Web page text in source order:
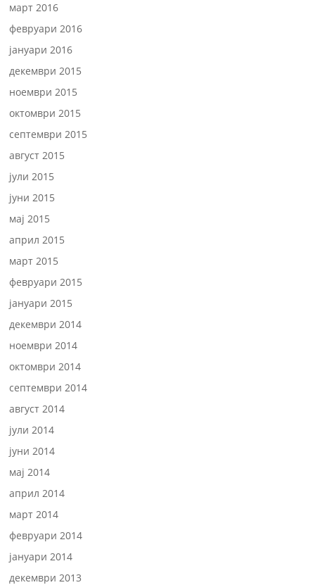
март 2016
февруари 2016
јануари 2016
декември 2015
ноември 2015
октомври 2015
септември 2015
август 2015
јули 2015
јуни 2015
мај 2015
април 2015
март 2015
февруари 2015
јануари 2015
декември 2014
ноември 2014
октомври 2014
септември 2014
август 2014
јули 2014
јуни 2014
мај 2014
април 2014
март 2014
февруари 2014
јануари 2014
декември 2013